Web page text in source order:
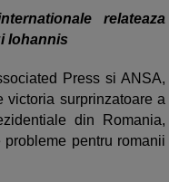
relateaza
Iohannis
Press si ANSA,
victoria surprinzatoare a
din Romania,
pentru romanii